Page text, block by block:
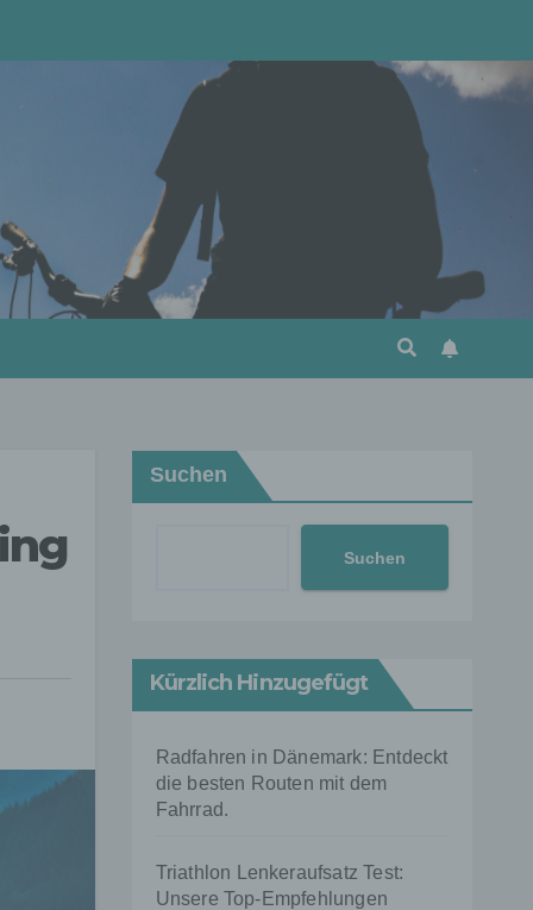
Suchen
Suchen
Kürzlich Hinzugefügt
Radfahren in Dänemark: Entdeckt
die besten Routen mit dem
Fahrrad.
Triathlon Lenkeraufsatz Test:
Unsere Top-Empfehlungen